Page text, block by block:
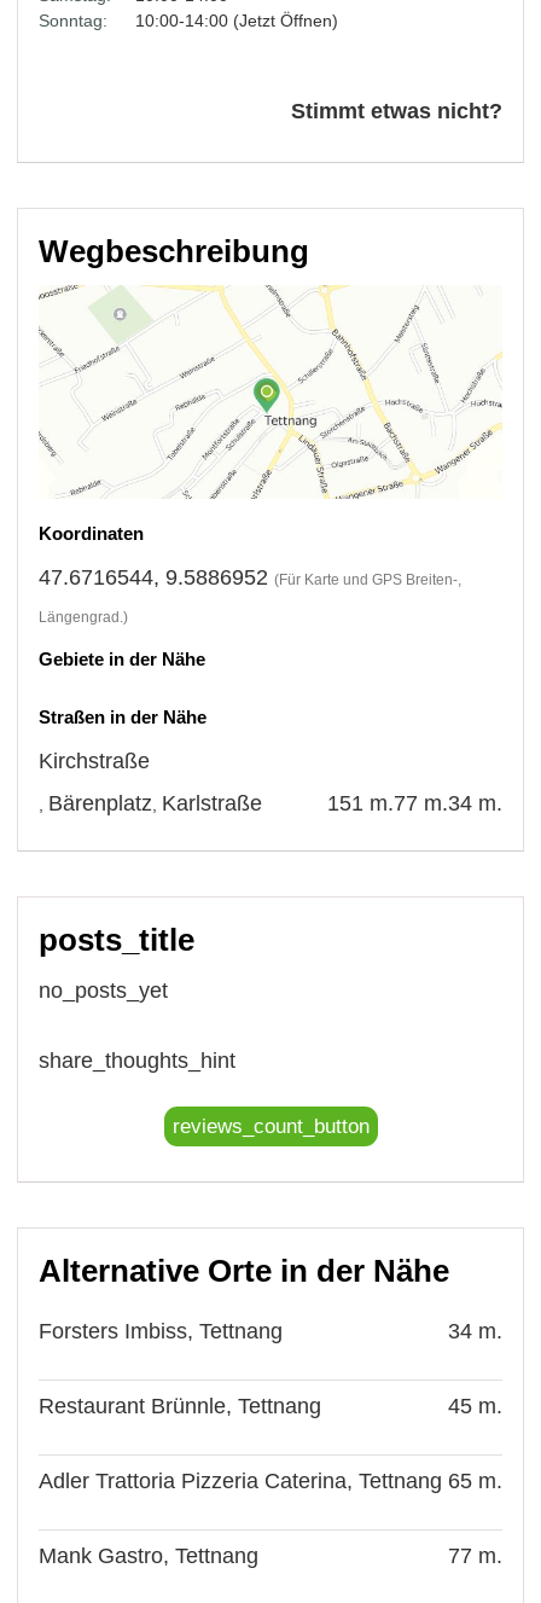
Sonntag:
10:00-14:00 (Jetzt Öffnen)
Stimmt etwas nicht?
Wegbeschreibung
Koordinaten
47.6716544, 9.5886952 (Für Karte und GPS Breiten-,
Längengrad.)
Gebiete in der Nähe
Straßen in der Nähe
Kirchstraße
34 m.
Bärenplatz 77 m.
Karlstraße 151 m.
posts_title
no_posts_yet
share_thoughts_hint
reviews_count_button
Alternative Orte in der Nähe
Forsters Imbiss, Tettnang 34 m.
Restaurant Brünnle, Tettnang 45 m.
Adler Trattoria Pizzeria Caterina, Tettnang 65 m.
Mank Gastro, Tettnang 77 m.